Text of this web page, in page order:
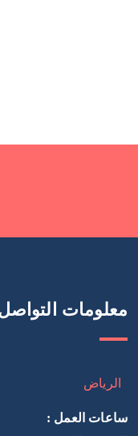
معلومات
الرياض
ساعات العمل :